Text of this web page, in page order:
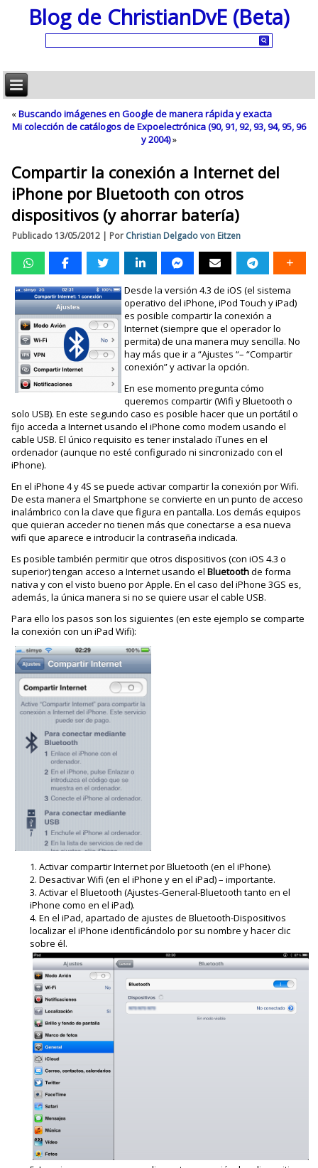
Blog de ChristianDvE (Beta)
«Buscando imágenes en Google de manera rápida y exacta
Mi colección de catálogos de Expoelectrónica (90, 91, 92, 93, 94, 95, 96
y 2004)»
Compartir la conexión a Internet del
iPhone por Bluetooth con otros
dispositivos (y ahorrar batería)
Publicado 13/05/2012 | Por Christian Delgado von Eitzen
Desde la versión 4.3 de iOS (el sistema
operativo del iPhone, iPod Touch y iPad)
es posible compartir la conexión a
Internet (siempre que el operador lo
permita) de una manera muy sencilla. No
hay más que ir a “Ajustes “– “Compartir
conexión” y activar la opción.
En ese momento pregunta cómo
queremos compartir (Wifi y Bluetooth o
solo USB). En este segundo caso es posible hacer que un portátil o
fijo acceda a Internet usando el iPhone como modem usando el
cable USB. El único requisito es tener instalado iTunes en el
ordenador (aunque no esté configurado ni sincronizado con el
iPhone).
En el iPhone 4 y 4S se puede activar compartir la conexión por Wifi.
De esta manera el Smartphone se convierte en un punto de acceso
inalámbrico con la clave que figura en pantalla. Los demás equipos
que quieran acceder no tienen más que conectarse a esa nueva
wifi que aparece e introducir la contraseña indicada.
Es posible también permitir que otros dispositivos (con iOS 4.3 o
superior) tengan acceso a Internet usando elBluetoothde forma
nativa y con el visto bueno por Apple. En el caso del iPhone 3GS es,
además, la única manera si no se quiere usar el cable USB.
Para ello los pasos son los siguientes (en este ejemplo se comparte
la conexión con un iPad Wifi):
Activar compartir Internet por Bluetooth (en el iPhone).
Desactivar Wifi (en el iPhone y en el iPad) – importante.
Activar el Bluetooth (Ajustes-General-Bluetooth tanto en el
iPhone como en el iPad).
En el iPad, apartado de ajustes de Bluetooth-Dispositivos
localizar el iPhone identificándolo por su nombre y hacer clic
sobre él.